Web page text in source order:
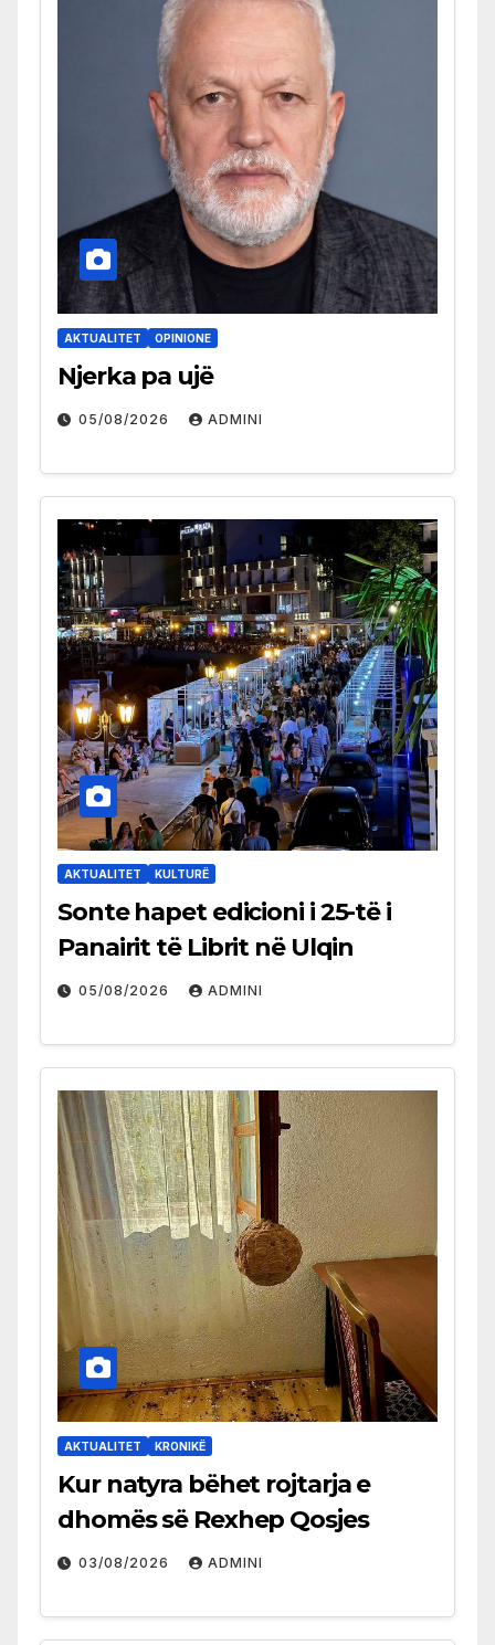
AKTUALITET OPINIONE
Njerka pa ujë
05/08/2026 ADMINI
AKTUALITET KULTURË
Sonte hapet edicioni i 25-të i
Panairit të Librit në Ulqin
05/08/2026 ADMINI
AKTUALITET KRONIKË
Kur natyra bëhet rojtarja e
dhomës së Rexhep Qosjes
03/08/2026 ADMINI